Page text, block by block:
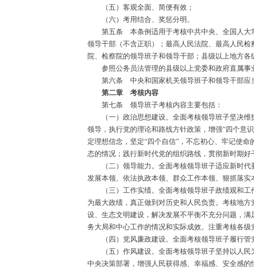
（五）客观全面、简便有效；
（六）考用结合、奖惩分明。
第五条 本条例适用于考核中共中央、全国人大常
领导干部（不含正职）；最高人民法院、最高人民
院、检察院的领导班子和领导干部；县级以上地方
参照公务员法管理的县级以上党委和政府直属事
第六条 中央和国家机关领导班子和领导干部应当
第二章 考核内容
第七条 领导班子考核内容主要包括：
（一）政治思想建设。全面考核领导班子坚决维
领导，执行党的理论和路线方针政策，增强“四个意
定理想信念，坚定“四个自信”，不忘初心、牢记使
态的情况；践行新时代党的组织路线，贯彻新时期好
（二）领导能力。全面考核领导班子适应新时代
发展本领、依法执政本领、群众工作本领、狠抓落实
（三）工作实绩。全面考核领导班子政绩观和工
为最大政绩，真正做到对历史和人民负责。考核地
设、生态文明建设，解决发展不平衡不充分问题，
务大局和中心工作的情况和实际成效。注重考核各
（四）党风廉政建设。全面考核领导班子履行管
（五）作风建设。全面考核领导班子坚持以人民
中央决策部署，增强人民获得感、幸福感、安全感